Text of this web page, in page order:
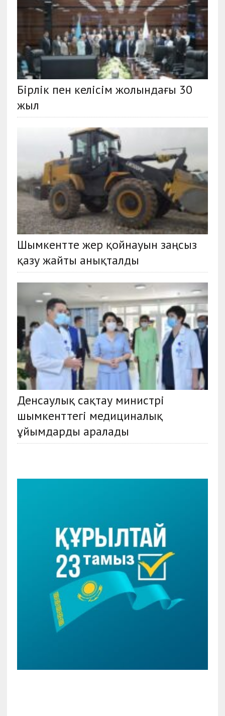
Бірлік пен келісім жолындағы 30
жыл
Шымкентте жер қойнауын заңсыз
қазу жайты анықталды
Денсаулық сақтау министрі
шымкенттегі медициналық
ұйымдарды аралады